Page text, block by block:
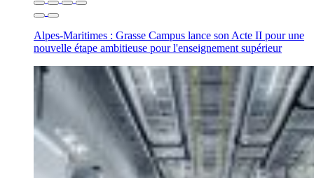
Alpes-Maritimes : Grasse Campus lance son Acte II pour une
nouvelle étape ambitieuse pour l'enseignement supérieur